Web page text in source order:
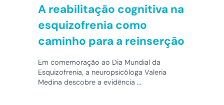
A reabilitação cognitiva na
esquizofrenia como
caminho para a reinserção
Em comemoração ao Dia Mundial da
Esquizofrenia, a neuropsicóloga Valeria
Medina descobre a evidência …